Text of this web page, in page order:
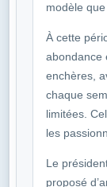
modèle
À cette
abondance
enchères,
chaque
limitées.
les
Le
proposé